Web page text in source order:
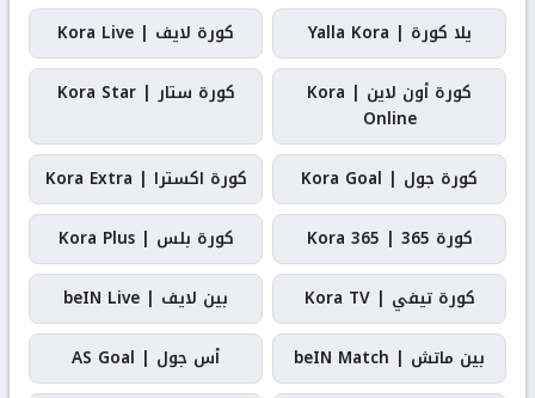
يلا كورة | Yalla Kora
كورة لايف | Kora Live
كورة أون لاين | Kora
Online
كورة ستار | Kora Star
كورة جول | Kora Goal
كورة اكسترا | Kora Extra
كورة 365 | Kora 365
كورة بلس | Kora Plus
كورة تيفي | Kora TV
بين لايف | beIN Live
بين ماتش | beIN Match
أس جول | AS Goal